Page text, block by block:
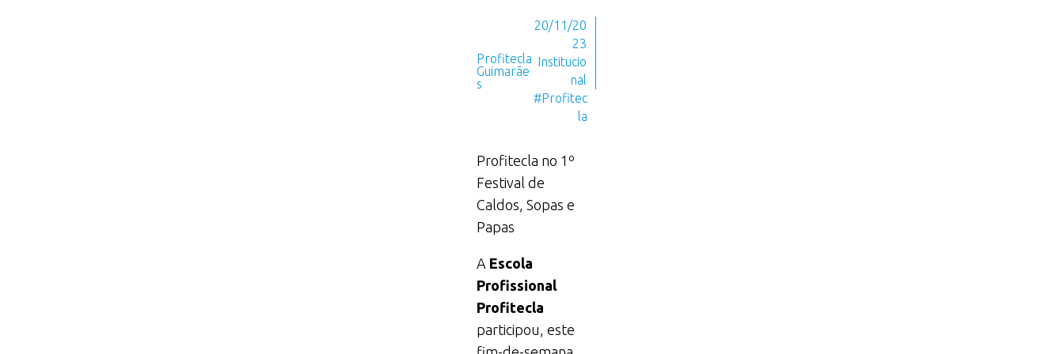
Profitecla
Guimarãe
s
20/11/20
23
Institucio
nal
#Profitec
la
Profitecla no 1º
Festival de
Caldos, Sopas e
Papas
A Escola
Profissional
Profitecla
participou, este